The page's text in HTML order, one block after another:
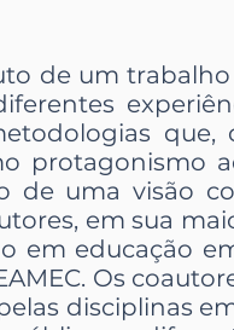
de um
protagonismo
de uma visão
em sua
em educação
Os
disciplinas